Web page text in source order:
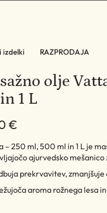
izdelki RAZPRODAJA
olje
1 L
€
– 250 ml, 500 ml in 1 L je
ajurvedsko
prekrvavitev,
aroma rožnega lesa